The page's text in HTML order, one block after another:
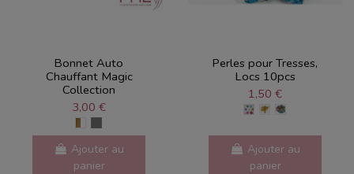
Bonnet Auto
Chauffant Magic
Collection
3,00 €
Ajouter au
panier
Perles pour Tresses,
Locs 10pcs
1,50 €
Ajouter au
panier